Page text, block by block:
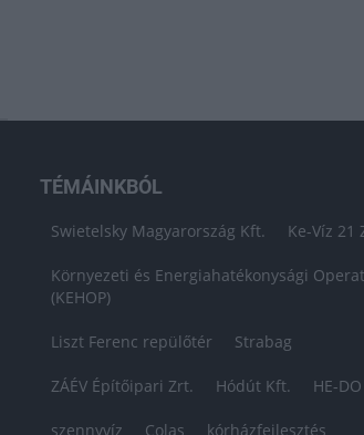
TÉMÁINKBÓL
Swietelsky Magyarország Kft. Ke-Víz 21
Környezeti és Energiahatékonysági
(KEHOP)
Liszt Ferenc repülőtér Strabag
ZÁÉV Építőipari Zrt. Hódút Kft. HE-
szennyvíz Colas kórházfejlesztés